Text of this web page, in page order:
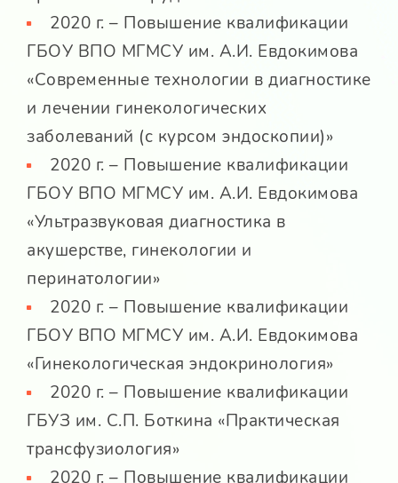
2020 г. – Повышение квалификации
ГБОУ ВПО МГМСУ им. А.И. Евдокимова
«Современные технологии в диагностике
и лечении гинекологических
заболеваний (с курсом эндоскопии)»
2020 г. – Повышение квалификации
ГБОУ ВПО МГМСУ им. А.И. Евдокимова
«Ультразвуковая диагностика в
акушерстве, гинекологии и
перинатологии»
2020 г. – Повышение квалификации
ГБОУ ВПО МГМСУ им. А.И. Евдокимова
«Гинекологическая эндокринология»
2020 г. – Повышение квалификации
ГБУЗ им. С.П. Боткина «Практическая
трансфузиология»
2020 г. – Повышение квалификации